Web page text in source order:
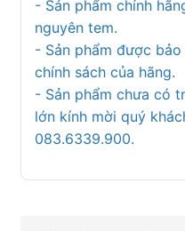
- Sản phẩm chính
nguyên tem.
- Sản phẩm được
chính sách của hãng.
- Sản phẩm chưa có
lớn kính mời quý
083.6339.900.